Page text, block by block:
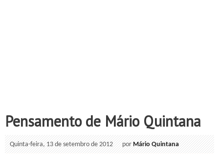
Pensamento de Mário Quintana
Quinta-feira, 13 de setembro de 2012 porMário Quintana